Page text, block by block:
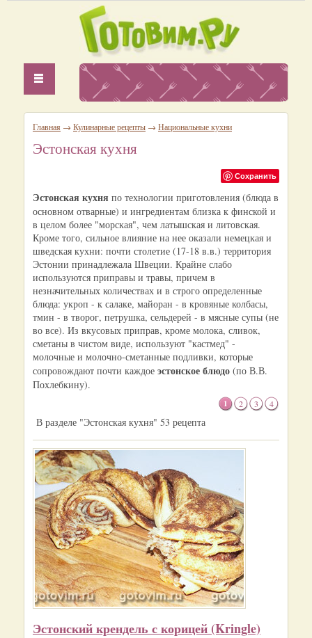
Главная → Кулинарные рецепты → Национальные кухни
Эстонская кухня
Сохранить
Эстонская кухня по технологии приготовления (блюда в
основном отварные) и ингредиентам близка к финской и
в целом более "морская", чем латышская и литовская.
Кроме того, сильное влияние на нее оказали немецкая и
шведская кухни: почти столетие (17-18 в.в.) территория
Эстонии принадлежала Швеции. Крайне слабо
используются приправы и травы, причем в
незначительных количествах и в строго определенные
блюда: укроп - к салаке, майоран - в кровяные колбасы,
тмин - в творог, петрушка, сельдерей - в мясные супы (не
во все). Из вкусовых приправ, кроме молока, сливок,
сметаны в чистом виде, используют "кастмед" -
молочные и молочно-сметанные подливки, которые
сопровождают почти каждое эстонское блюдо (по В.В.
Похлебкину).
1 2 3 4
В разделе "Эстонская кухня" 53 рецепта
Эстонский крендель с корицей (Kringle)